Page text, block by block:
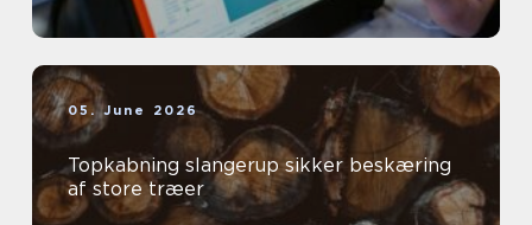
05. June 2026
Topkabning slangerup sikker beskæring
af store træer